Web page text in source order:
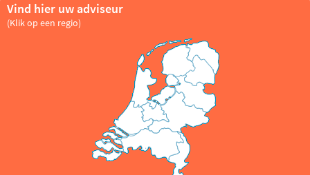
Vind hier uw adviseur
(Klik op een regio)